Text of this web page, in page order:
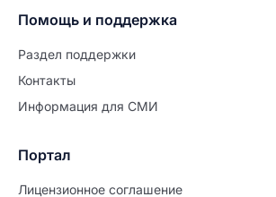
Помощь и поддержка
Раздел поддержки
Контакты
Информация для СМИ
Портал
Лицензионное соглашение